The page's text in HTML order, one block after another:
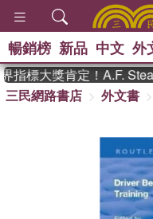
暢銷榜 新品 中文 外
標大獎肯定！A.F.
三民網路書店
外文書